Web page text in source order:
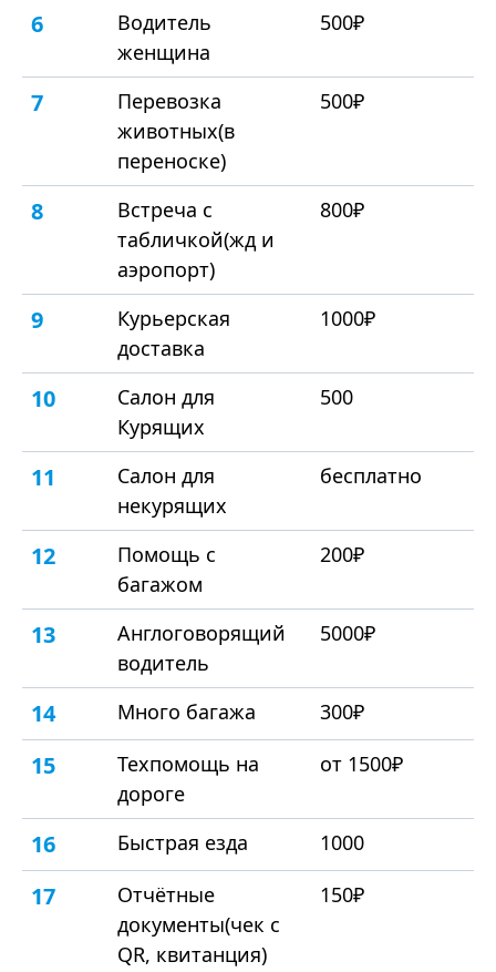
6
Водитель
женщина
500₽
7
Перевозка
животных(в
переноске)
500₽
8
Встреча с
табличкой(жд и
аэропорт)
800₽
9
Курьерская
доставка
1000₽
10
Салон для
Курящих
500
11
Салон для
некурящих
бесплатно
12
Помощь с
багажом
200₽
13
Англоговорящий
водитель
5000₽
14 Много багажа 300₽
15
Техпомощь на
дороге
от 1500₽
16 Быстрая езда 1000
17
Отчётные
документы(чек с
QR, квитанция)
150₽